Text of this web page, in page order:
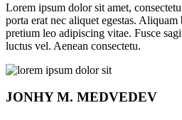
Lorem ipsum dolor sit amet,
porta erat nec aliquet egestas.
pretium leo adipiscing vitae. Fusce
luctus vel. Aenean consectetu.
JONHYM. MEDVEDEV